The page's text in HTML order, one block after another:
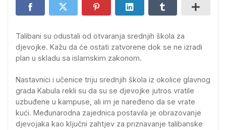
Talibani su odustali od otvaranja srednjih škola za
djevojke. Kažu da će ostati zatvorene dok se ne izradi
plan u skladu sa islamskim zakonom.
Nastavnici i učenice triju srednjih škola iz okolice glavnog
grada Kabula rekli su da su se djevojke jutros vratile
uzbuđene u kampuse, ali im je naređeno da se vrate
kući. Međunarodna zajednica postavila je obrazovanje
djevojaka kao ključni zahtjev za priznavanje talibanske